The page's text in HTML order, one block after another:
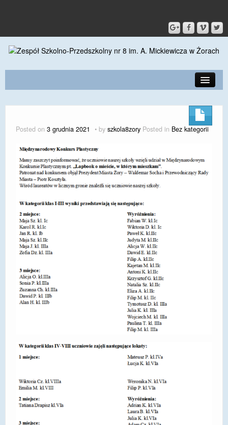
DLA RODZICÓW I UCZNIÓW
DLA PRACOWNIKÓW
GALERIA
SPORT
DOSTĘPNOŚĆ
RODO
EGZAMIN ÓSMOKLASISTY
STANDARDY OCHRONY MAŁOLETNICH
PROJEKT ,,SZKOŁY Z JAKOŚCIĄ – ROZWÓJ
KSZTAŁCENIA OGÓLNEGO NA TERENIE MIASTA
REKRUTACJA 2026/2027
mLegitymacja
Posted on 3 grudnia 2021 by szkola8zory Posted in Bez kategorii